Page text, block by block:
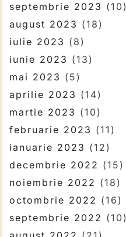
septembrie 2023 (10)
august 2023 (18)
iulie 2023 (8)
iunie 2023 (13)
mai 2023 (5)
aprilie 2023 (14)
martie 2023 (10)
februarie 2023 (11)
ianuarie 2023 (12)
decembrie 2022 (15)
noiembrie 2022 (18)
octombrie 2022 (16)
septembrie 2022 (10)